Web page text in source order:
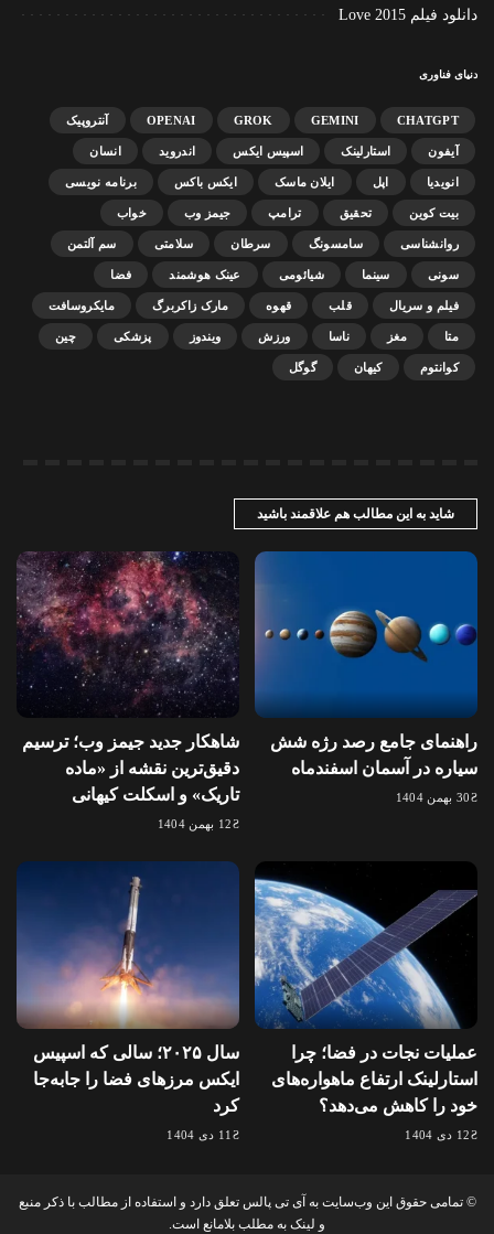
دانلود فیلم Love 2015
دنیای فناوری
CHATGPT
GEMINI
GROK
OPENAI آنتروپیک
آیفون استارلینک اسپیس ایکس اندروید انسان
انویدیا اپل ایلان ماسک ایکس باکس برنامه نویسی
بیت کوین تحقیق ترامپ جیمز وب خواب
روانشناسی سامسونگ سرطان سلامتی سم آلتمن
سونی سینما شیائومی عینک هوشمند فضا
فیلم و سریال قلب قهوه مارک زاکربرگ مایکروسافت
متا مغز ناسا ورزش ویندوز پزشکی چین
کوانتوم کیهان گوگل
شاید به این مطالب هم علاقمند باشید
راهنمای جامع رصد رژه شش
سیاره در آسمان اسفندماه
30 بهمن 1404
شاهکار جدید جیمز وب؛ ترسیم
دقیق‌ترین نقشه از «ماده
تاریک» و اسکلت کیهانی
12 بهمن 1404
عملیات نجات در فضا؛ چرا
استارلینک ارتفاع ماهواره‌های
خود را کاهش می‌دهد؟
12 دی 1404
سال ۲۰۲۵؛ سالی که اسپیس
ایکس مرزهای فضا را جابه‌جا
کرد
11 دی 1404
© تمامی حقوق این وب‌سایت به آی تی پالس تعلق دارد و استفاده از مطالب با ذکر منبع
و لینک به مطلب بلامانع است.